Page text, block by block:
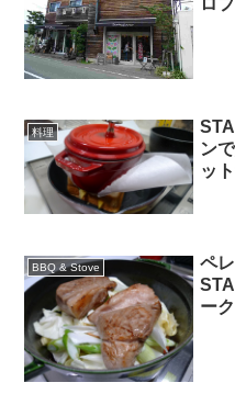
料理
ン
ッ
BBQ & Stove
ペ
ーク